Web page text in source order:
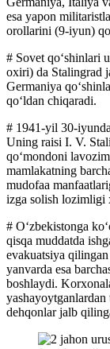
esa yapon
orollarini (9-iyun)
# Sovet qoʻshinlari
oxiri) da Stalingrad
Germaniya
qoʻldan chiqaradi.
# 1941-yil 30-
Uning raisi I. V.
qoʻmondoni
mamlakatning
mudofaa
izga solish lozimligi
# Oʻzbekistonga
qisqa muddatda
evakuatsiya
yanvarda esa
boshlaydi.
dehqonlar jalb